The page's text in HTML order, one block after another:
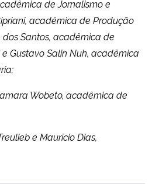
de Jornalismo e
acadêmica de Produção
Santos, acadêmica de
Gustavo Salin Nuh, acadêmica
Wobeto, acadêmica de
e Maurício Dias,